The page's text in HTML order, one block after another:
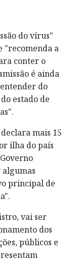
do vírus"
"recomenda a
conter o
é ainda
do
estado de
mais 15
ilha do país
principal de
vai ser
dos
públicos e